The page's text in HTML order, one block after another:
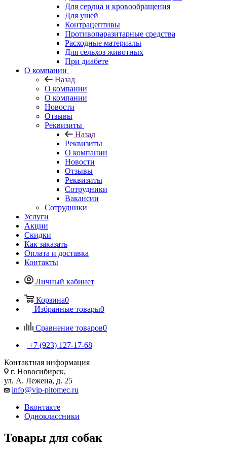
Для сердца и кровообращения
Для ушей
Контрацептивы
Противопаразитарные средства
Расходные материалы
Для сельхоз животных
При диабете
О компании
Назад
О компании
О компании
Новости
Отзывы
Реквизиты
Назад
Реквизиты
О компании
Новости
Отзывы
Реквизиты
Сотрудники
Вакансии
Сотрудники
Услуги
Акции
Скидки
Как заказать
Оплата и доставка
Контакты
Личный кабинет
Корзина0
Избранные товары0
Сравнение товаров0
+7 (923) 127-17-68
Контактная информация
г. Новосибирск,
ул. А. Лежена, д. 25
info@vip-pitomec.ru
Вконтакте
Одноклассники
Товары для собак